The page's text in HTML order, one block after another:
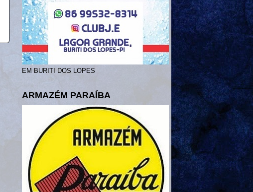
EM BURITI DOS LOPES
ARMAZÉM PARAÍBA